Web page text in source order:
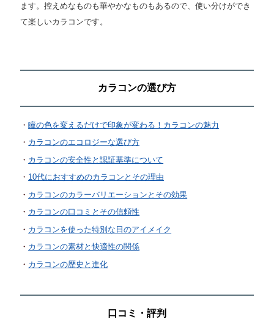
ます。控えめなものも華やかなものもあるので、使い分けができ
て楽しいカラコンです。
カラコンの選び方
瞳の色を変えるだけで印象が変わる！カラコンの魅力
カラコンのエコロジーな選び方
カラコンの安全性と認証基準について
10代におすすめのカラコンとその理由
カラコンのカラーバリエーションとその効果
カラコンの口コミとその信頼性
カラコンを使った特別な日のアイメイク
カラコンの素材と快適性の関係
カラコンの歴史と進化
口コミ・評判